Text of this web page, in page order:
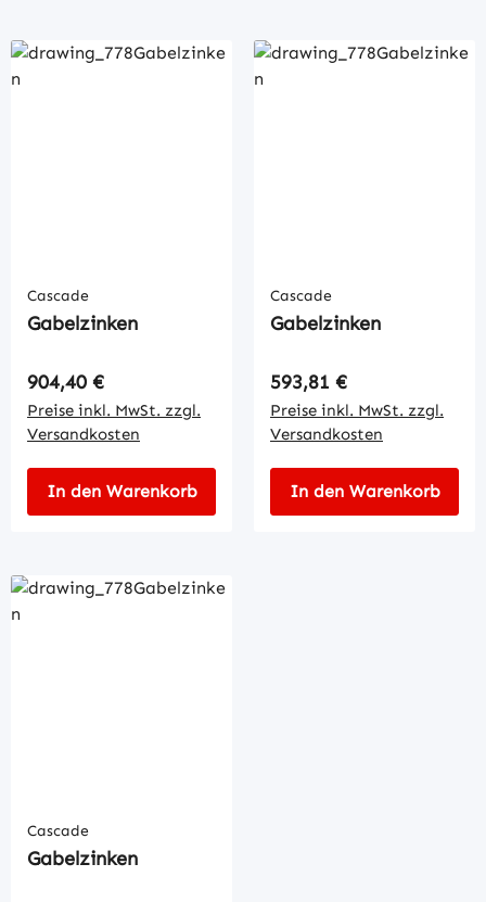
Cascade
Gabelzinken
Regulärer Preis:
904,40 €
Preise inkl. MwSt. zzgl.
Versandkosten
In den Warenkorb
Cascade
Gabelzinken
Regulärer Preis:
593,81 €
Preise inkl. MwSt. zzgl.
Versandkosten
In den Warenkorb
Cascade
Gabelzinken